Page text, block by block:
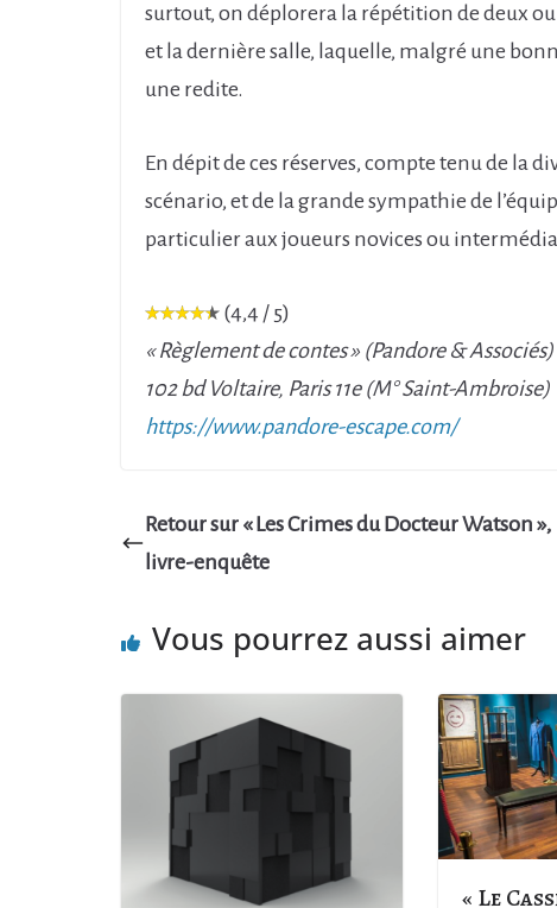
surtout, on déplorera la répétition de deux
et la dernière salle, laquelle, malgré une
une redite.
En dépit de ces réserves, compte tenu de la
scénario, et de la grande sympathie de
particulier aux joueurs novices ou
(4,4 / 5)
« Règlement de contes » (Pandore & Associés)
102 bd Voltaire, Paris 11e (M° Saint-Ambroise)
https://www.pandore-escape.com/
Retour sur « Les Crimes du Docteur Watson »,
livre-enquête
Vous pourrez aussi aimer
« Le